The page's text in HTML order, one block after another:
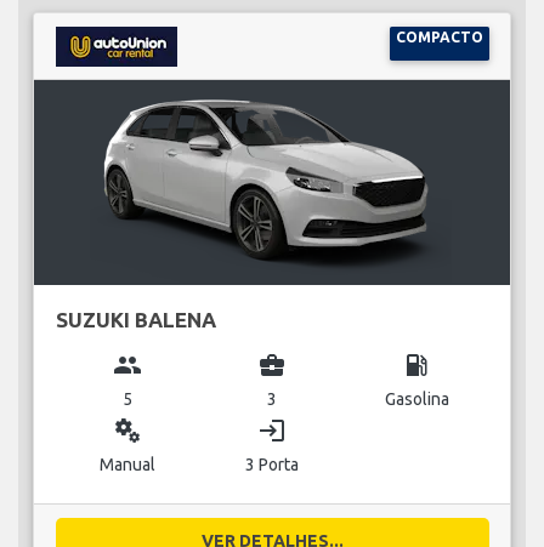
COMPACTO
SUZUKI BALENA
group
5
business_center
3
local_gas_station
Gasolina
miscellaneous_services
Manual
login
3 Porta
VER DETALHES...